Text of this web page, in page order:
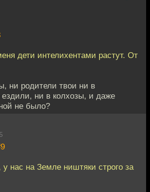
дети интелихентами растут. От
ни родители твои ни в
ни в колхозы, и даже
не было?
нас на Земле ништяки строго за